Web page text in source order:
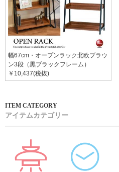
幅67cm・オープンラック北欧ブラウ
ン3段（黒ブラックフレーム）
￥10,437(税抜)
アイテムカテゴリー